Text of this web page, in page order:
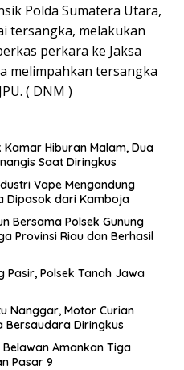
Polda Sumatera Utara,
tersangka, melakukan
perkara ke Jaksa
melimpahkan tersangka
( DNM )
Kamar Hiburan Malam, Dua
Saat Diringkus
Vape Mengandung
Dipasok dari Kamboja
Bersama Polsek Gunung
Provinsi Riau dan Berhasil
Pasir, Polsek Tanah Jawa
Nanggar, Motor Curian
Bersaudara Diringkus
Belawan Amankan Tiga
Pasar 9